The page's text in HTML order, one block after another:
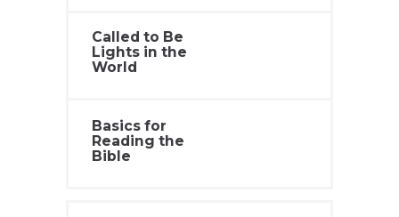
Called to Be
Lights in the
World
Basics for
Reading the
Bible